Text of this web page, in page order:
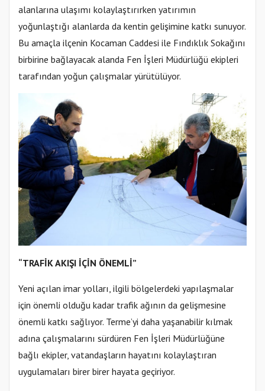
alanlarına ulaşımı kolaylaştırırken yatırımın
yoğunlaştığı alanlarda da kentin gelişimine katkı sunuyor.
Bu amaçla ilçenin Kocaman Caddesi ile Fındıklık Sokağını
birbirine bağlayacak alanda Fen İşleri Müdürlüğü ekipleri
tarafından yoğun çalışmalar yürütülüyor.
“TRAFİK AKIŞI İÇİN ÖNEMLİ”
Yeni açılan imar yolları, ilgili bölgelerdeki yapılaşmalar
için önemli olduğu kadar trafik ağının da gelişmesine
önemli katkı sağlıyor. Terme’yi daha yaşanabilir kılmak
adına çalışmalarını sürdüren Fen İşleri Müdürlüğüne
bağlı ekipler, vatandaşların hayatını kolaylaştıran
uygulamaları birer birer hayata geçiriyor.